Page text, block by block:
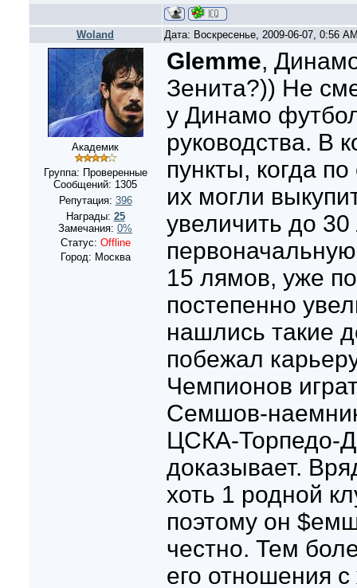
Woland Дата: Воскресенье, 2009-06-07, 0:56
Академик
Группа: Проверенные
Сообщений: 1305
Репутация: 396
Награды: 25
Замечания: 0%
Статус: Offline
Город: Москва
Glemme,
Зенита?)) Не
у Динамо
руководства. В
пункты, когда
их могли
увеличить до
15 лямов, уже
постепенно
нашлись такие
побежал
Чемпионов
Семшов-
ЦСКА-Торпедо-
доказывает.
хоть 1 родной
поэтому он
честно. Тем
его отношения